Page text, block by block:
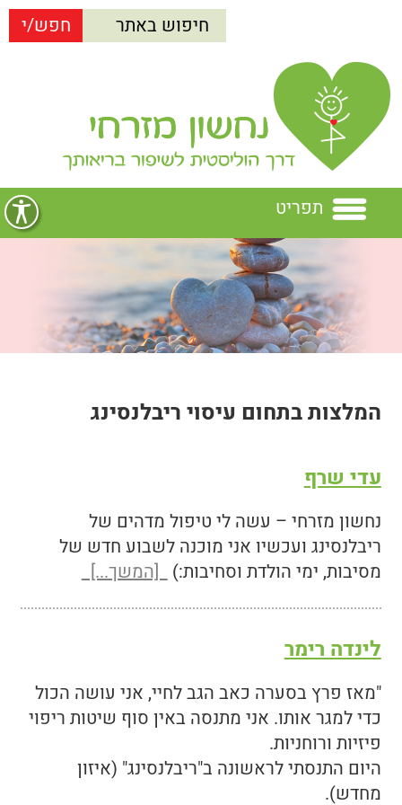
תפריט
בית
נחשון מזרחי
נחשון מזרחי
המלצות על הרצאות
המלצות בתחום NLP
המלצות בתחום ריבלנסינג
המלצות קורס ריבלנסינג
הרצאות
הרצאות לארגונים
סדנאות
ריבלנסינג
הכשרת מטפלי ריבלנסינג
מטפלי ריבלנסינג מומלצים
סדנת הנעת מפרקים – למטפלים
יוגה
יוגה בקריית אונו
יוגה-שיעורים קבוצתיים
מהי יוגה עבורי
מאמרים
NLP
זוגיות
יוגה
נטוורקינג
יצירת קשר
המלצות בתחום עיסוי ריבלנסינג
עדי שרף
נחשון מזרחי – עשה לי טיפול מדהים של
ריבלנסינג ועכשיו אני מוכנה לשבוע חדש של
מסיבות, ימי הולדת וסחיבות:) [המשך...]
לינדה רימר
"מאז פרץ בסערה כאב הגב לחיי, אני עושה הכול
כדי למגר אותו. אני מתנסה באין סוף שיטות ריפוי
פיזיות ורוחניות.
היום התנסתי לראשונה ב"ריבלנסינג" (איזון
מחדש).